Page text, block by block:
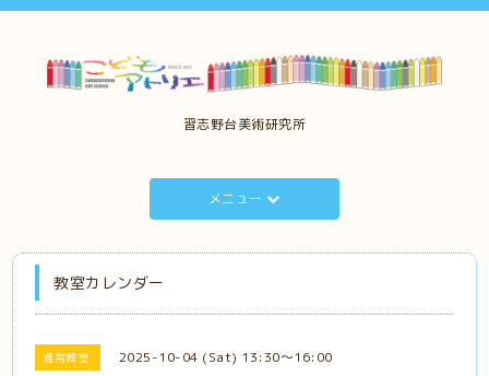
習志野台美術研究所
メニュー
教室カレンダー
通常教室 2025-10-04 (Sat) 13:30～16:00